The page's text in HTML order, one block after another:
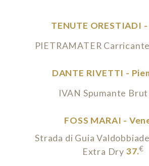
TENUTE ORESTIADI
PIETRAMATER
DANTE RIVETTI -
IVAN Spumante Brut
FOSS MARAI -
Strada di Guia
Extra Dry 37.€